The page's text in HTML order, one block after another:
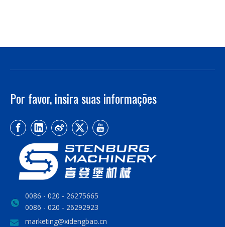
Por favor, insira suas informações
0086 - 020 - 26275665
0086 - 020 - 26292923
marketing@xidengbao.cn